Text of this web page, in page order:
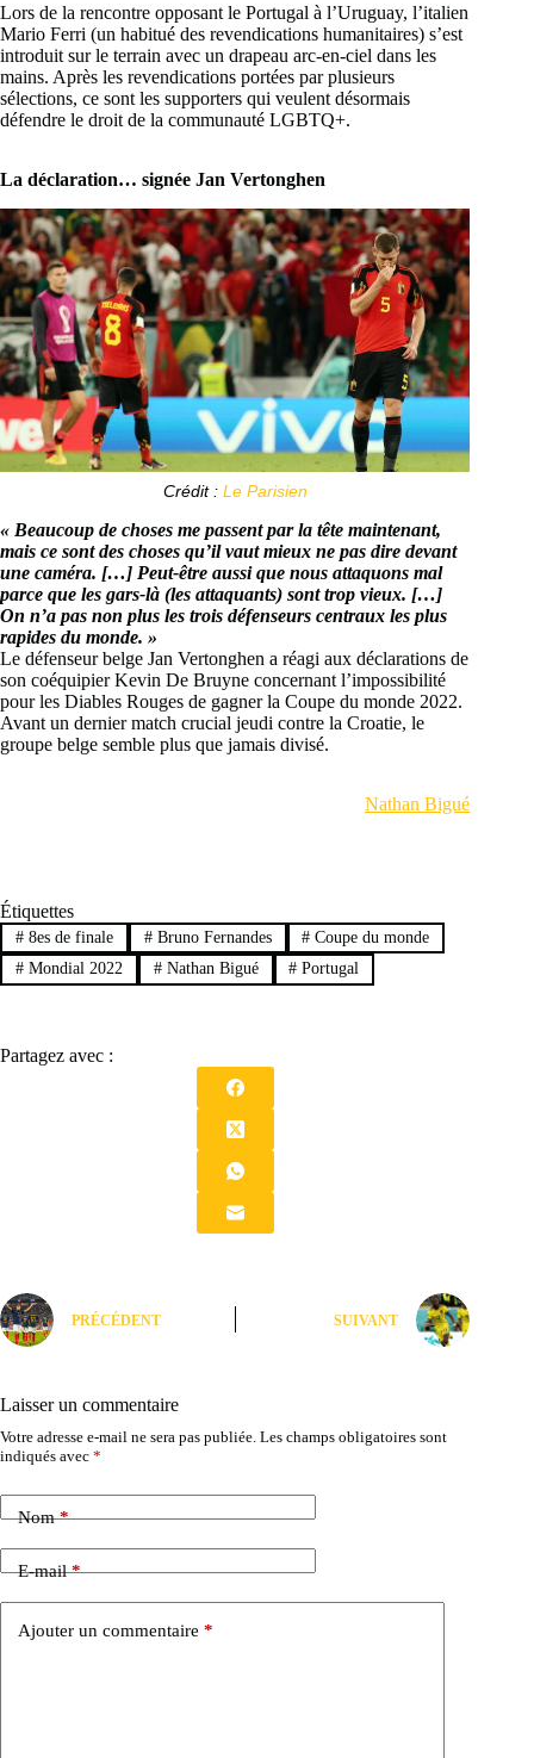
Lors de la rencontre opposant le Portugal à l’Uruguay, l’italien
Mario Ferri (un habitué des revendications humanitaires) s’est
introduit sur le terrain avec un drapeau arc-en-ciel dans les
mains. Après les revendications portées par plusieurs
sélections, ce sont les supporters qui veulent désormais
défendre le droit de la communauté LGBTQ+.
La déclaration… signée Jan Vertonghen
Crédit : Le Parisien
« Beaucoup de choses me passent par la tête maintenant,
mais ce sont des choses qu’il vaut mieux ne pas dire devant
une caméra. […] Peut-être aussi que nous attaquons mal
parce que les gars-là (les attaquants) sont trop vieux. […]
On n’a pas non plus les trois défenseurs centraux les plus
rapides du monde. »
Le défenseur belge Jan Vertonghen a réagi aux déclarations de
son coéquipier Kevin De Bruyne concernant l’impossibilité
pour les Diables Rouges de gagner la Coupe du monde 2022.
Avant un dernier match crucial jeudi contre la Croatie, le
groupe belge semble plus que jamais divisé.
Nathan Bigué
Étiquettes
#8es de finale #Bruno Fernandes # Coupe du monde
#Mondial 2022 #Nathan Bigué # Portugal
Partagez avec :
PRÉCÉDENT SUIVANT
Laisser un commentaire
Votre adresse e-mail ne sera pas publiée. Les champs obligatoires sont
indiqués avec *
Nom*
E-mail*
Ajouter un commentaire *